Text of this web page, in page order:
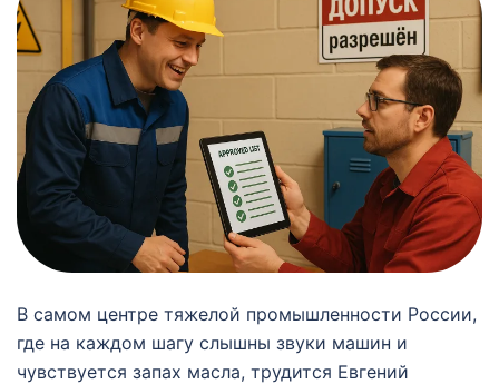
В самом центре тяжелой промышленности России,
где на каждом шагу слышны звуки машин и
чувствуется запах масла, трудится Евгений